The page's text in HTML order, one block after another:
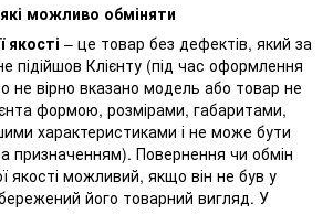
які можливо обміняти
якості – це товар без дефектів, який за
підійшов Клієнту (під час оформлення
не вірно вказано модель або товар не
формою, розмірами, габаритами,
характеристиками і не може бути
призначенням). Повернення чи обмін
якості можливий, якщо він не був у
його товарний вигляд. У